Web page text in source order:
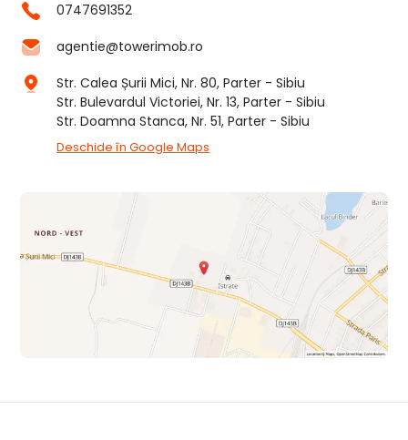
0747691352
agentie@towerimob.ro
Str. Calea Șurii Mici, Nr. 80, Parter - Sibiu
Str. Bulevardul Victoriei, Nr. 13, Parter - Sibiu
Str. Doamna Stanca, Nr. 51, Parter - Sibiu
Deschide în Google Maps